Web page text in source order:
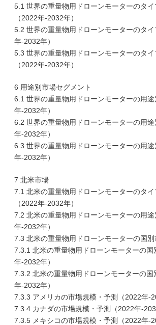
5.1 世界の重量物用ドローンモーターのタ
（2022年-2032年）
5.2 世界の重量物用ドローンモーターのタ
年-2032年）
5.3 世界の重量物用ドローンモーターのタ
（2022年-2032年）
6 用途別市場セグメント
6.1 世界の重量物用ドローンモーターの用
年-2032年）
6.2 世界の重量物用ドローンモーターの用
年-2032年）
6.3 世界の重量物用ドローンモーターの用
年-2032年）
7 北米市場
7.1 北米の重量物用ドローンモーターのタ
（2022年-2032年）
7.2 北米の重量物用ドローンモーターの用
年-2032年）
7.3 北米の重量物用ドローンモーターの国
7.3.1 北米の重量物用ドローンモーターの国
年-2032年）
7.3.2 北米の重量物用ドローンモーターの国
年-2032年）
7.3.3 アメリカの市場規模・予測（2022年-
7.3.4 カナダの市場規模・予測（2022年-
7.3.5 メキシコの市場規模・予測（2022年-